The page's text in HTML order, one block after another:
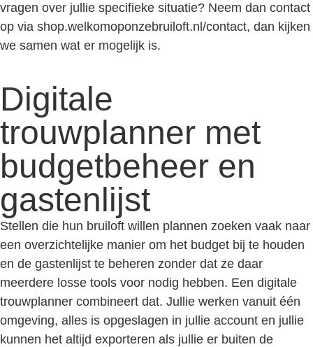
vragen over jullie specifieke situatie? Neem dan contact
op via shop.welkomoponzebruiloft.nl/contact, dan kijken
we samen wat er mogelijk is.
Digitale
trouwplanner met
budgetbeheer en
gastenlijst
Stellen die hun bruiloft willen plannen zoeken vaak naar
een overzichtelijke manier om het budget bij te houden
en de gastenlijst te beheren zonder dat ze daar
meerdere losse tools voor nodig hebben. Een digitale
trouwplanner combineert dat. Jullie werken vanuit één
omgeving, alles is opgeslagen in jullie account en jullie
kunnen het altijd exporteren als jullie er buiten de